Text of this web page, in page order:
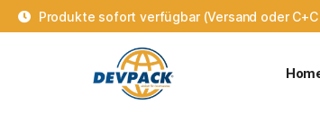
Produkte sofort verfügbar (Versand oder